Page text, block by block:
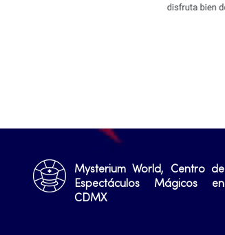
Mysterium World, Centro de
Espectáculos Mágicos en
CDMX